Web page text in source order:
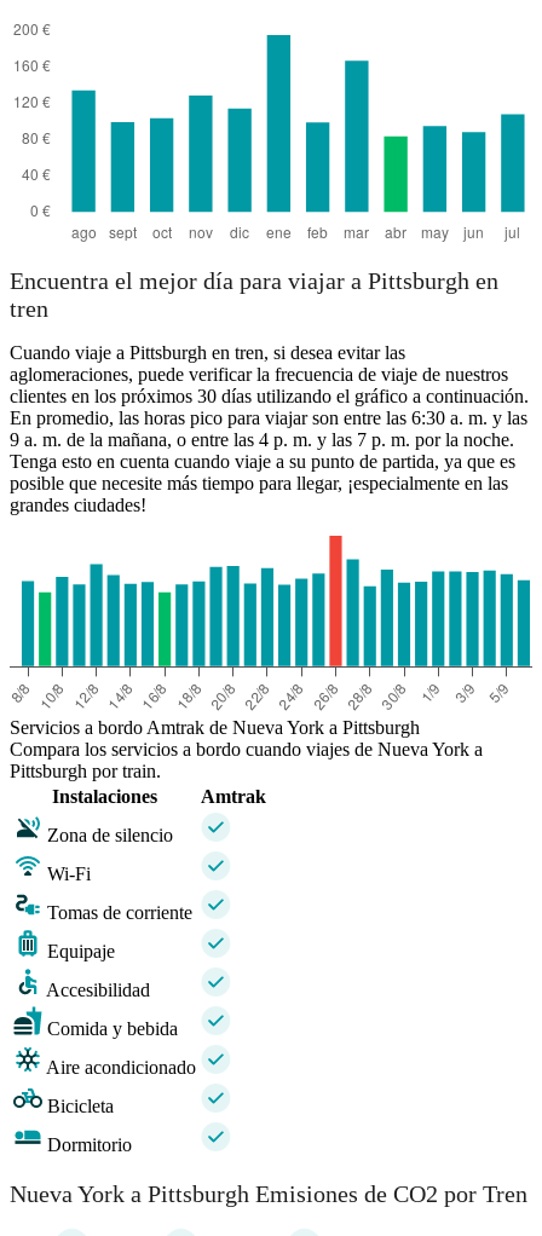
Encuentra el mejor día para viajar a Pittsburgh en
tren
Cuando viaje a Pittsburgh en tren, si desea evitar las
aglomeraciones, puede verificar la frecuencia de viaje de nuestros
clientes en los próximos 30 días utilizando el gráfico a continuación.
En promedio, las horas pico para viajar son entre las 6:30 a. m. y las
9 a. m. de la mañana, o entre las 4 p. m. y las 7 p. m. por la noche.
Tenga esto en cuenta cuando viaje a su punto de partida, ya que es
posible que necesite más tiempo para llegar, ¡especialmente en las
grandes ciudades!
Servicios a bordo Amtrak de Nueva York a Pittsburgh
Compara los servicios a bordo cuando viajes de Nueva York a
Pittsburgh por train.
Instalaciones
Amtrak
Zona de silencio
Wi-Fi
Tomas de corriente
Equipaje
Accesibilidad
Comida y bebida
Aire acondicionado
Bicicleta
Dormitorio
Nueva York a Pittsburgh Emisiones de CO2 por Tren